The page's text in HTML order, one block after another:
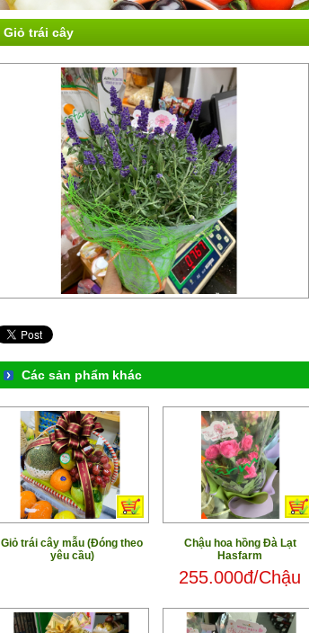
Giỏ trái cây
Các sản phẩm khác
Giỏ trái cây mẫu (Đóng theo
yêu cầu)
Chậu hoa hồng Đà Lạt
Hasfarm
255.000đ/Chậu